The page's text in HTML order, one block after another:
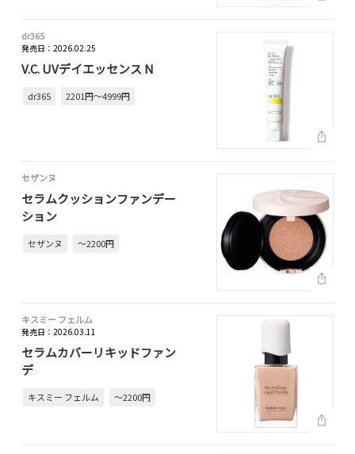
dr365
発売日：2026.02.25
V.C. UVデイエッセンス N
dr365 2201円～4999円
セザンヌ
セラムクッションファンデー
ション
セザンヌ ～2200円
キスミー フェルム
発売日：2026.03.11
セラムカバーリキッドファン
デ
キスミー フェルム ～2200円